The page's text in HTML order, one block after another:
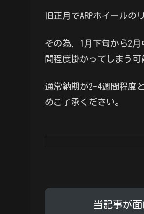
旧正月でARPホイールの
その為、1月下旬から2
間程度掛かってしまう可
通常納期が2-4週間程度
めご了承ください。
当記事が